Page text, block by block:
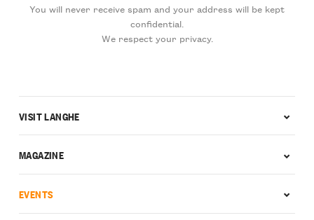
You will never receive spam and your address will be kept
confidential.
We respect your privacy.
VISIT LANGHE
MAGAZINE
EVENTS